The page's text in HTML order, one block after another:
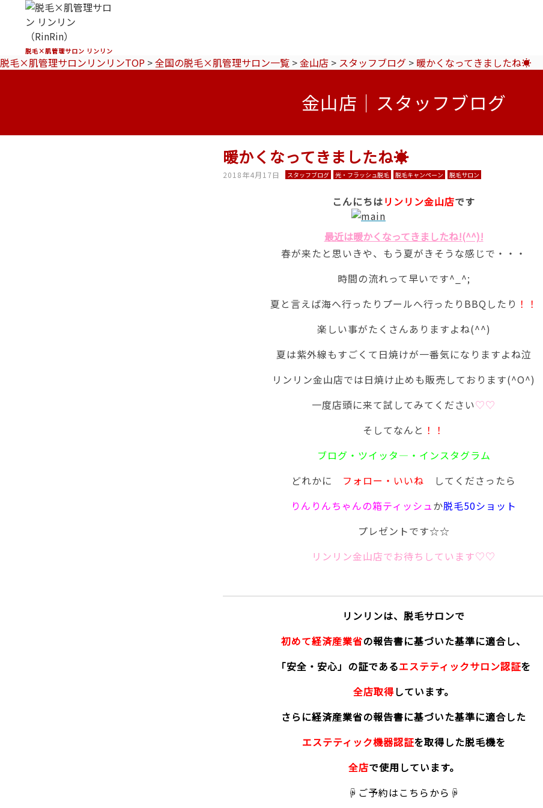
脱毛×肌管理サロン リンリン
脱毛×肌管理サロンリンリンTOP >全国の脱毛×肌管理サロン一覧 >金山店 > スタッフブログ > 暖かくなってきましたね☀
金山店｜スタッフブログ
暖かくなってきましたね☀
2018年4月17日 スタッフブログ 光・フラッシュ脱毛 脱毛キャンペーン 脱毛サロン
こんにちはリンリン金山店です
最近は暖かくなってきましたね!(^^)!
春が来たと思いきや、もう夏がきそうな感じで・・・
時間の流れって早いです^_^;
夏と言えば海へ行ったりプールへ行ったりBBQしたり ！！
楽しい事がたくさんありますよね(^^)
夏は紫外線もすごくて日焼けが一番気になりますよね泣
リンリン金山店では日焼け止めも販売しております(^O^)
一度店頭に来て試してみてください♡♡
そしてなんと ！！
ブログ・ツイッタ―・インスタグラム
どれかに フォロー・いいね してくださったら
りんりんちゃんの箱ティッシュか脱毛50ショット
プレゼントです☆☆
リンリン金山店でお待ちしています♡♡
リンリンは、脱毛サロンで
初めて経済産業省の報告書に基づいた基準に適合し、
「安全・安心」の証であるエステティックサロン認証を
全店取得しています。
さらに経済産業省の報告書に基づいた基準に適合した
エステティック機器認証を取得した脱毛機を
全店で使用しています。
☟ご予約はこちらから☟